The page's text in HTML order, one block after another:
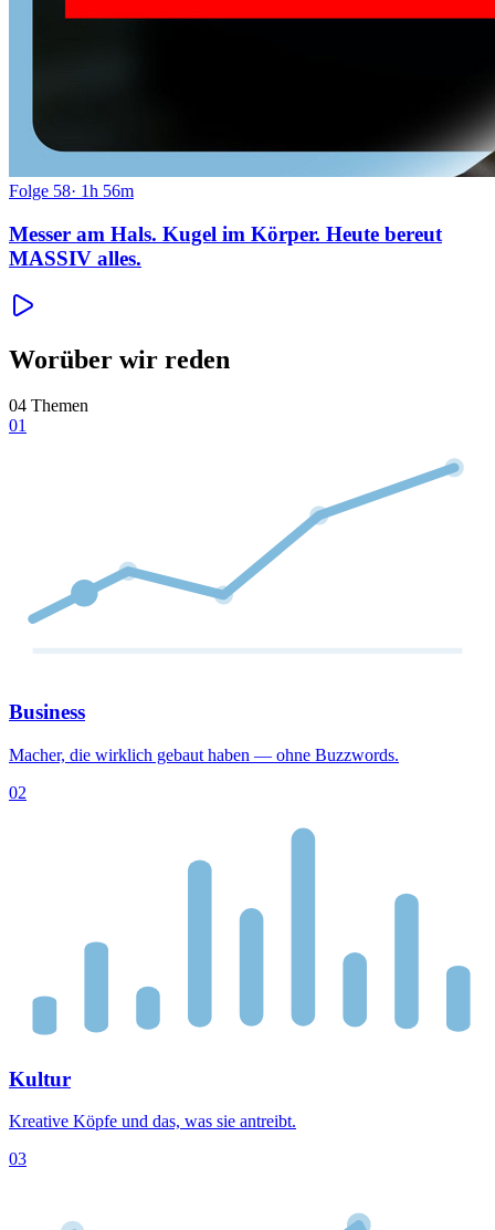
Folge 58· 1h 56m
Messer am Hals. Kugel im Körper. Heute bereut
MASSIV alles.
Worüber wir reden
04 Themen
01
Business
Macher, die wirklich gebaut haben — ohne Buzzwords.
02
Kultur
Kreative Köpfe und das, was sie antreibt.
03